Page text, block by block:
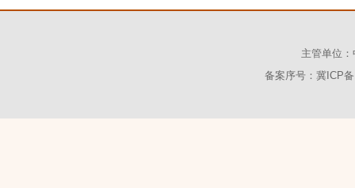
主管单位
备案序号：冀ICP